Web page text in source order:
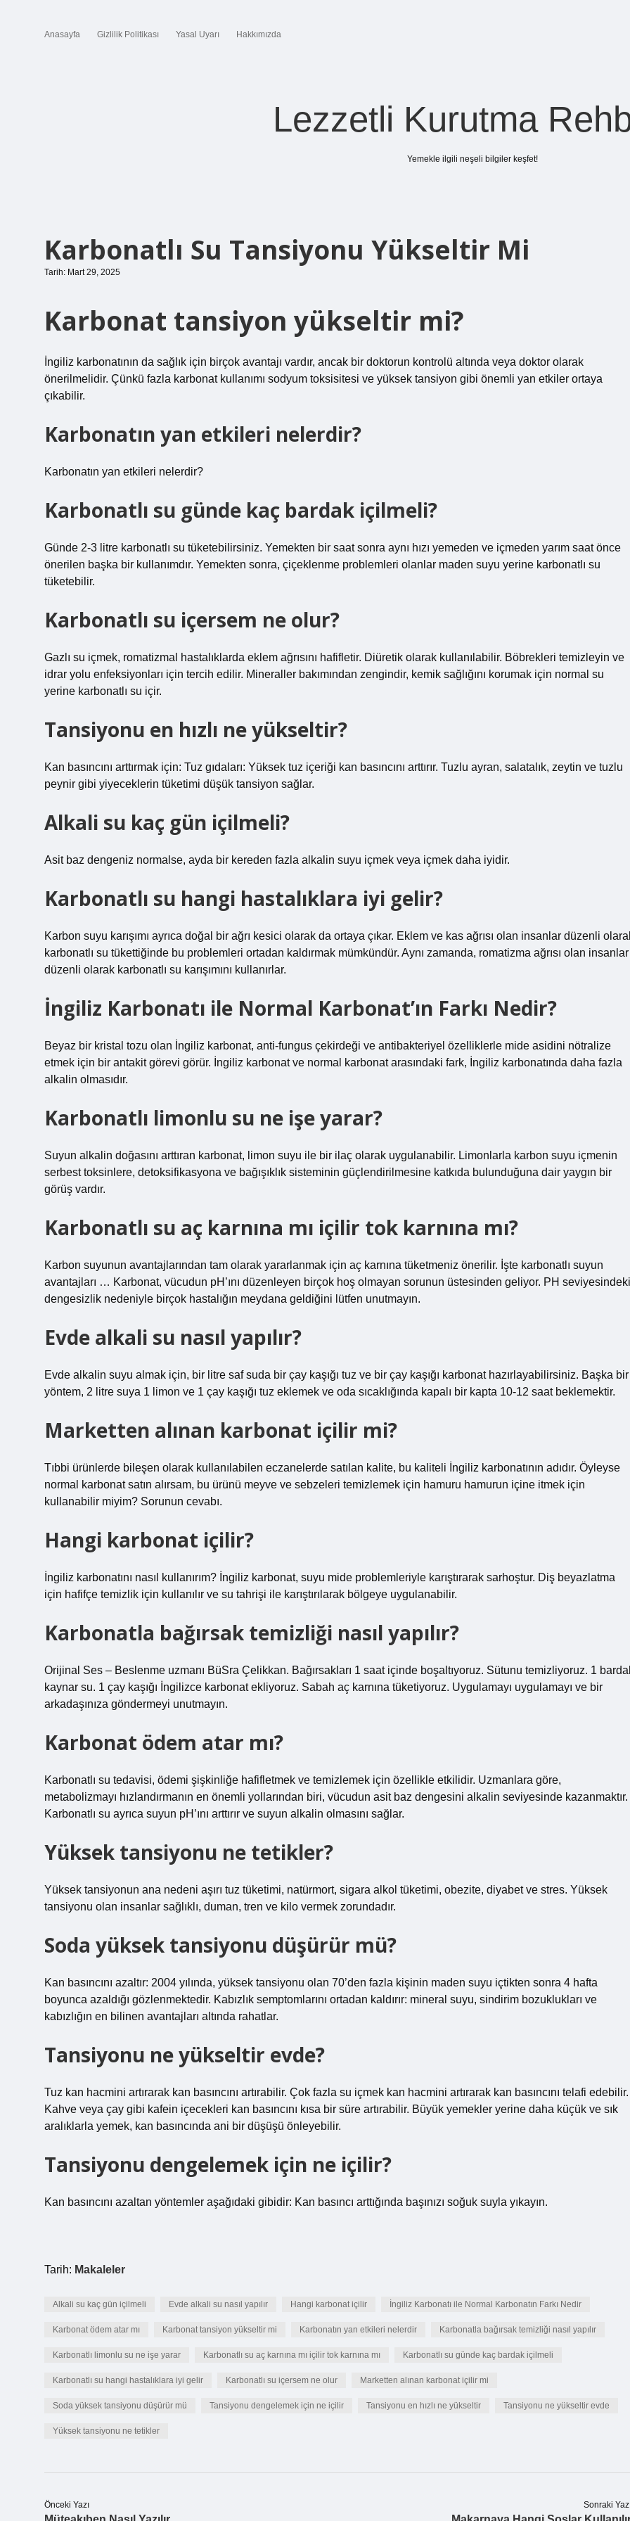
Anasayfa Gizlilik Politikası Yasal Uyarı Hakkımızda
Lezzetli Kurutma
Yemekle ilgili neşeli bilgiler keşfet!
Karbonatlı Su Tansiyonu Yükseltir Mi
Tarih: Mart 29, 2025
Karbonat tansiyon yükseltir mi?
İngiliz karbonatının da sağlık için birçok avantajı vardır, ancak bir doktorun kontrolü altında veya doktor olarak
önerilmelidir. Çünkü fazla karbonat kullanımı sodyum toksisitesi ve yüksek tansiyon gibi önemli yan etkiler ortaya
çıkabilir.
Karbonatın yan etkileri nelerdir?
Karbonatın yan etkileri nelerdir?
Karbonatlı su günde kaç bardak içilmeli?
Günde 2-3 litre karbonatlı su tüketebilirsiniz. Yemekten bir saat sonra aynı hızı yemeden ve içmeden yarım saat önce
önerilen başka bir kullanımdır. Yemekten sonra, çiçeklenme problemleri olanlar maden suyu yerine karbonatlı su
tüketebilir.
Karbonatlı su içersem ne olur?
Gazlı su içmek, romatizmal hastalıklarda eklem ağrısını hafifletir. Diüretik olarak kullanılabilir. Böbrekleri temizleyin ve
idrar yolu enfeksiyonları için tercih edilir. Mineraller bakımından zengindir, kemik sağlığını korumak için normal su
yerine karbonatlı su içir.
Tansiyonu en hızlı ne yükseltir?
Kan basıncını arttırmak için: Tuz gıdaları: Yüksek tuz içeriği kan basıncını arttırır. Tuzlu ayran, salatalık, zeytin ve tuzlu
peynir gibi yiyeceklerin tüketimi düşük tansiyon sağlar.
Alkali su kaç gün içilmeli?
Asit baz dengeniz normalse, ayda bir kereden fazla alkalin suyu içmek veya içmek daha iyidir.
Karbonatlı su hangi hastalıklara iyi gelir?
Karbon suyu karışımı ayrıca doğal bir ağrı kesici olarak da ortaya çıkar. Eklem ve kas ağrısı olan insanlar düzenli
karbonatlı su tükettiğinde bu problemleri ortadan kaldırmak mümkündür. Aynı zamanda, romatizma ağrısı olan insanlar
düzenli olarak karbonatlı su karışımını kullanırlar.
İngiliz Karbonatı ile Normal Karbonat’ın Farkı Nedir?
Beyaz bir kristal tozu olan İngiliz karbonat, anti-fungus çekirdeği ve antibakteriyel özelliklerle mide asidini nötralize
etmek için bir antakit görevi görür. İngiliz karbonat ve normal karbonat arasındaki fark, İngiliz karbonatında daha fazla
alkalin olmasıdır.
Karbonatlı limonlu su ne işe yarar?
Suyun alkalin doğasını arttıran karbonat, limon suyu ile bir ilaç olarak uygulanabilir. Limonlarla karbon suyu içmenin
serbest toksinlere, detoksifikasyona ve bağışıklık sisteminin güçlendirilmesine katkıda bulunduğuna dair yaygın bir
görüş vardır.
Karbonatlı su aç karnına mı içilir tok karnına mı?
Karbon suyunun avantajlarından tam olarak yararlanmak için aç karnına tüketmeniz önerilir. İşte karbonatlı suyun
avantajları … Karbonat, vücudun pH’ını düzenleyen birçok hoş olmayan sorunun üstesinden geliyor. PH seviyesindeki
dengesizlik nedeniyle birçok hastalığın meydana geldiğini lütfen unutmayın.
Evde alkali su nasıl yapılır?
Evde alkalin suyu almak için, bir litre saf suda bir çay kaşığı tuz ve bir çay kaşığı karbonat hazırlayabilirsiniz. Başka bir
yöntem, 2 litre suya 1 limon ve 1 çay kaşığı tuz eklemek ve oda sıcaklığında kapalı bir kapta 10-12 saat beklemektir.
Marketten alınan karbonat içilir mi?
Tıbbi ürünlerde bileşen olarak kullanılabilen eczanelerde satılan kalite, bu kaliteli İngiliz karbonatının adıdır. Öyleyse
normal karbonat satın alırsam, bu ürünü meyve ve sebzeleri temizlemek için hamuru hamurun içine itmek için
kullanabilir miyim? Sorunun cevabı.
Hangi karbonat içilir?
İngiliz karbonatını nasıl kullanırım? İngiliz karbonat, suyu mide problemleriyle karıştırarak sarhoştur. Diş beyazlatma
için hafifçe temizlik için kullanılır ve su tahrişi ile karıştırılarak bölgeye uygulanabilir.
Karbonatla bağırsak temizliği nasıl yapılır?
Orijinal Ses – Beslenme uzmanı BüSra Çelikkan. Bağırsakları 1 saat içinde boşaltıyoruz. Sütunu temizliyoruz. 1
kaynar su. 1 çay kaşığı İngilizce karbonat ekliyoruz. Sabah aç karnına tüketiyoruz. Uygulamayı uygulamayı ve bir
arkadaşınıza göndermeyi unutmayın.
Karbonat ödem atar mı?
Karbonatlı su tedavisi, ödemi şişkinliğe hafifletmek ve temizlemek için özellikle etkilidir. Uzmanlara göre,
metabolizmayı hızlandırmanın en önemli yollarından biri, vücudun asit baz dengesini alkalin seviyesinde kazanmaktır.
Karbonatlı su ayrıca suyun pH’ını arttırır ve suyun alkalin olmasını sağlar.
Yüksek tansiyonu ne tetikler?
Yüksek tansiyonun ana nedeni aşırı tuz tüketimi, natürmort, sigara alkol tüketimi, obezite, diyabet ve stres. Yüksek
tansiyonu olan insanlar sağlıklı, duman, tren ve kilo vermek zorundadır.
Soda yüksek tansiyonu düşürür mü?
Kan basıncını azaltır: 2004 yılında, yüksek tansiyonu olan 70’den fazla kişinin maden suyu içtikten sonra 4 hafta
boyunca azaldığı gözlenmektedir. Kabızlık semptomlarını ortadan kaldırır: mineral suyu, sindirim bozuklukları ve
kabızlığın en bilinen avantajları altında rahatlar.
Tansiyonu ne yükseltir evde?
Tuz kan hacmini artırarak kan basıncını artırabilir. Çok fazla su içmek kan hacmini artırarak kan basıncını telafi edebilir.
Kahve veya çay gibi kafein içecekleri kan basıncını kısa bir süre artırabilir. Büyük yemekler yerine daha küçük ve sık
aralıklarla yemek, kan basıncında ani bir düşüşü önleyebilir.
Tansiyonu dengelemek için ne içilir?
Kan basıncını azaltan yöntemler aşağıdaki gibidir: Kan basıncı arttığında başınızı soğuk suyla yıkayın.
Tarih: Makaleler
Alkali su kaç gün içilmeli Evde alkali su nasıl yapılır Hangi karbonat içilir İngiliz Karbonatı ile Normal Karbonatın Farkı Nedir
Karbonat ödem atar mı Karbonat tansiyon yükseltir mi Karbonatın yan etkileri nelerdir Karbonatla bağırsak temizliği nasıl yapılır
Karbonatlı limonlu su ne işe yarar Karbonatlı su aç karnına mı içilir tok karnına mı Karbonatlı su günde kaç bardak içilmeli
Karbonatlı su hangi hastalıklara iyi gelir Karbonatlı su içersem ne olur Marketten alınan karbonat içilir mi
Soda yüksek tansiyonu düşürür mü Tansiyonu dengelemek için ne içilir Tansiyonu en hızlı ne yükseltir Tansiyonu ne yükseltir evde
Yüksek tansiyonu ne tetikler
Önceki Yazı Sonraki